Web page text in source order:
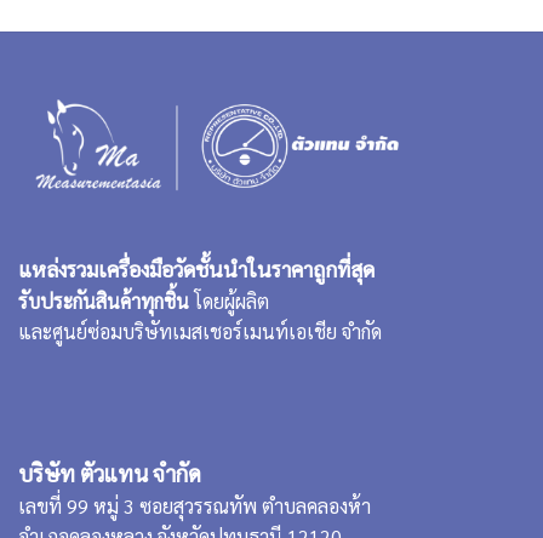
แหล่งรวมเครื่องมือวัดชั้นนำในราคาถูกที่สุด
รับประกันสินค้าทุกชิ้นโดยผู้ผลิต
และศูนย์ซ่อมบริษัทเมสเชอร์เมนท์เอเชีย จำกัด
บริษัท ตัวแทน จำกัด
เลขที่ 99 หมู่ 3 ซอยสุวรรณทัพ ตำบลคลองห้า